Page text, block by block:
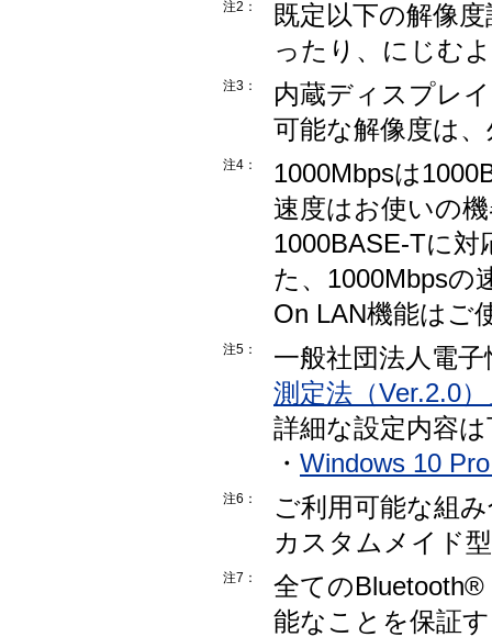
注2：
既定以下の解像
ったり、にじむ
注3：
内蔵ディスプレ
可能な解像度は
注4：
1000Mbpsは
速度はお使いの
1000BASE-Tに
た、1000Mbpsの
On LAN機能はご
注5：
一般社団法人電
測定法（Ver.2.0
詳細な設定内容
・ Windows 10
注6：
ご利用可能な組
カスタムメイド
注7：
全ての
能なことを保証